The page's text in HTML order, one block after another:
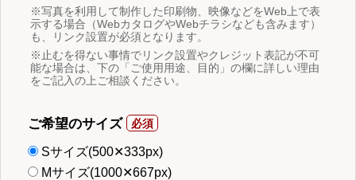
※写真を利用して制作した印刷物、映像などをWeb上で表
示する場合（WebカタログやWebチラシなども含みます）
も、リンク設置が必須となります。
※止むを得ない事情でリンク設置やクレジット表記が不可
能な場合は、下の「ご使用用途、目的」の欄に詳しい理由
をご記入の上ご相談ください。
ご希望のサイズ
Sサイズ(500✕333px)
Mサイズ(1000✕667px)